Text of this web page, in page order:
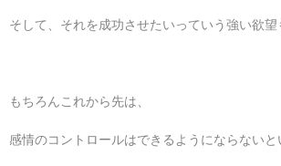
そして、それを成功させたいっていう強い欲望
もちろんこれから先は、
感情のコントロールはできるようにならないと